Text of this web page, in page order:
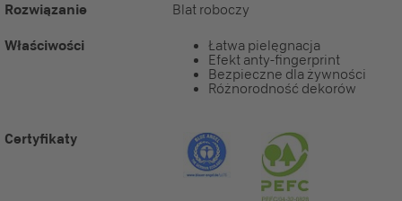
Rozwiązanie Blat roboczy
Właściwości
Łatwa pielęgnacja
Efekt anty-fingerprint
Bezpieczne dla żywności
Różnorodność dekorów
Certyfikaty